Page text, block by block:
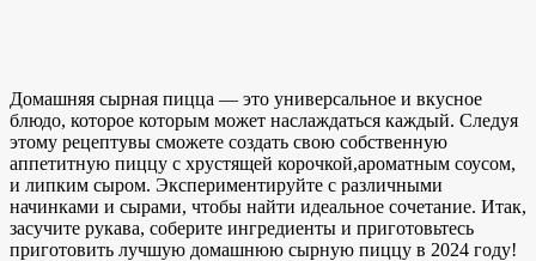
Домашняя сырная пицца — это универсальное и вкусное
блюдо, которое которым может наслаждаться каждый. Следуя
этому рецептувы сможете создать свою собственную
аппетитную пиццу с хрустящей корочкой,ароматным соусом,
и липким сыром. Экспериментируйте с различными
начинками и сырами, чтобы найти идеальное сочетание. Итак,
засучите рукава, соберите ингредиенты и приготовьтесь
приготовить лучшую домашнюю сырную пиццу в 2024 году!